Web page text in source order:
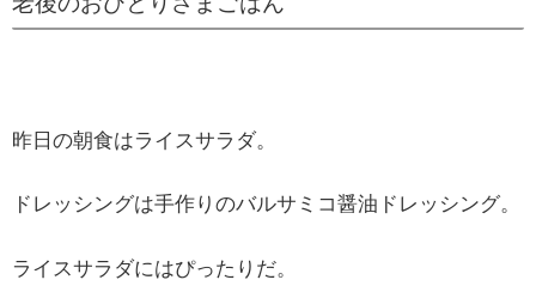
昨日の朝食はライスサラダ。
ドレッシングは手作りのバルサミコ醤油ドレッシング。
ライスサラダにはぴったりだ。